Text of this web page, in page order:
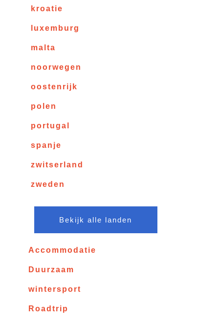
kroatie
luxemburg
malta
noorwegen
oostenrijk
polen
portugal
spanje
zwitserland
zweden
Bekijk alle landen
Accommodatie
Duurzaam
wintersport
Roadtrip